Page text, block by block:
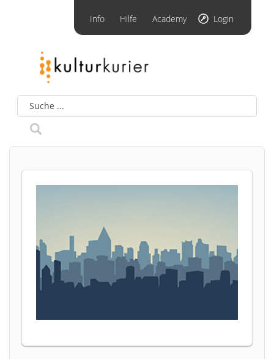
Info Hilfe Academy Login